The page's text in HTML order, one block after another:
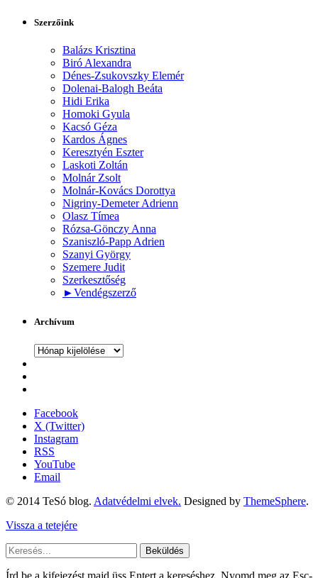
Szerzőink
Balázs Krisztina
Biró Alexandra
Dénes-Zsukovszky Elemér
Dolenai-Balogh Beáta
Hidi Erika
Homoki Gyula
Kacsó Géza
Kardos Ágnes
Keresztyén Eszter
Laskoti Zoltán
Molnár Zsolt
Molnár-Kovács Dorottya
Nigriny-Demeter Adrienn
Olasz Tímea
Rózsa-Gönczy Anna
Szaniszló-Papp Adrien
Szanyi György
Szemere Judit
Szerkesztőség
►Vendégszerző
Archívum
Archívum
Facebook
X (Twitter)
Instagram
RSS
YouTube
Email
© 2014 TeSó blog. Adatvédelmi elvek. Designed by ThemeSphere.
Vissza a tetejére
Beküldés
Írd be a kifejezést majd üss Entert a kereséshez. Nyomd meg az Esc-